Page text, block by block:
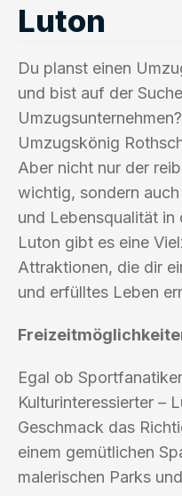
Luton
Du planst einen
und bist auf der
Umzugskönig
Aber nicht nur der
wichtig, sondern
und Lebensqualität in
Luton gibt es eine
Attraktionen, die dir
und erfülltes Leben
Egal ob
Kulturinteressierter –
Geschmack das
einem gemütlichen
malerischen Parks